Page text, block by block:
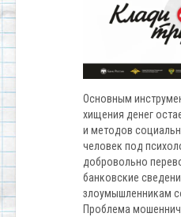
Основным
хищения денег
и методов
человек под
добровольно
банковские
злоумышленникам
Проблема